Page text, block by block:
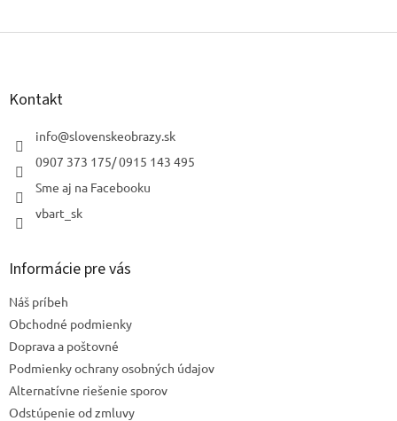
Z
Kontakt
info@slovenskeobrazy.sk
0907 373 175/ 0915 143 495
Sme aj na Facebooku
vbart_sk
Informácie pre vás
Náš príbeh
Obchodné podmienky
Doprava a poštovné
Podmienky ochrany osobných údajov
Alternatívne riešenie sporov
Odstúpenie od zmluvy